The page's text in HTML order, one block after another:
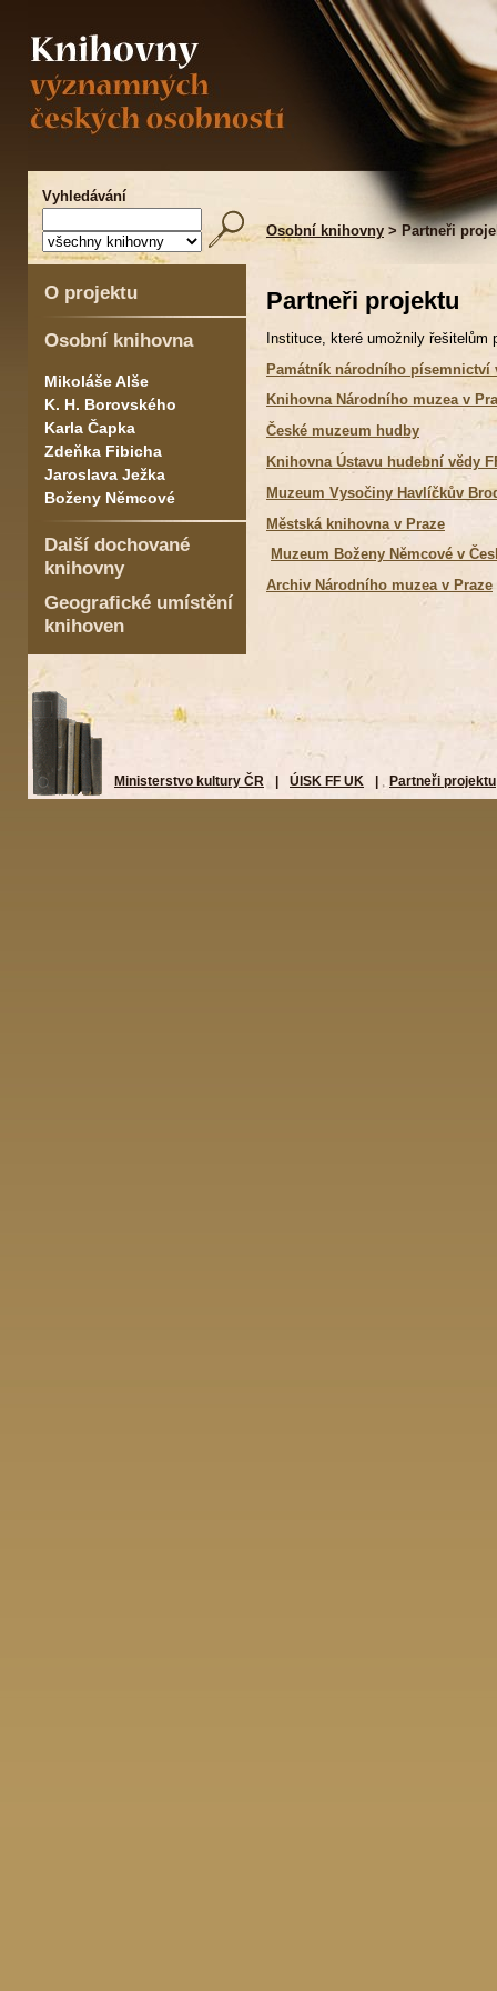
Vyhledávání
Osobní knihovny > Partneři
O projektu
Osobní knihovna
Mikoláše Alše
K. H. Borovského
Karla Čapka
Zdeňka Fibicha
Jaroslava Ježka
Boženy Němcové
Další dochované
knihovny
Geografické umístění
knihoven
Partneři projektu
Instituce, které umožnily
Památník národního písemnictví
Knihovna Národního muzea v
České muzeum hudby
Knihovna Ústavu hudební vědy
Muzeum Vysočiny Havlíčkův
Městská knihovna v Praze
Muzeum Boženy Němcové v
Archiv Národního muzea v Praze
Ministerstvo kultury ČR ÚISK FF UK Partneři projektu